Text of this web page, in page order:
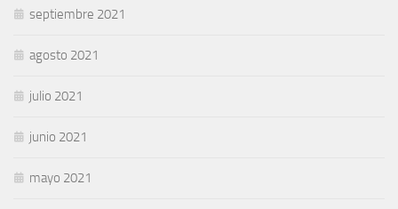
septiembre 2021
agosto 2021
julio 2021
junio 2021
mayo 2021